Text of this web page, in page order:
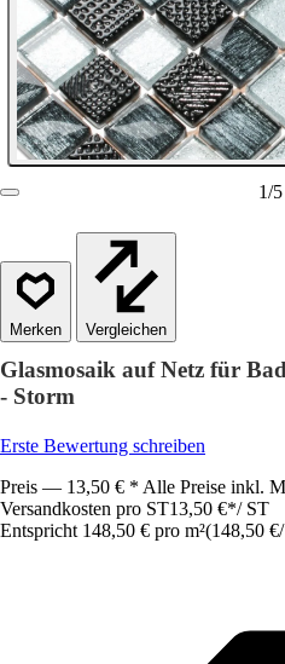
1/5
Vergleichen
Glasmosaik auf Netz für
- Storm
Erste Bewertung schreiben
Preis — 13,50 € * Alle Preise inkl.
Versandkosten pro ST13,50 €*/ ST
Entspricht 148,50 € pro m²(148,50 €/